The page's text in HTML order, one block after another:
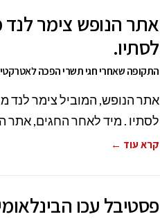
אתר הנופש צימר לנד
לסתיו.
התקופה שאחרי חגי תשרי הפכה
אתר הנופש, המוביל צימר לנד
לסתיו . מיד לאחר החגים, אתר
קרא עוד ←
פסטיבל עכו